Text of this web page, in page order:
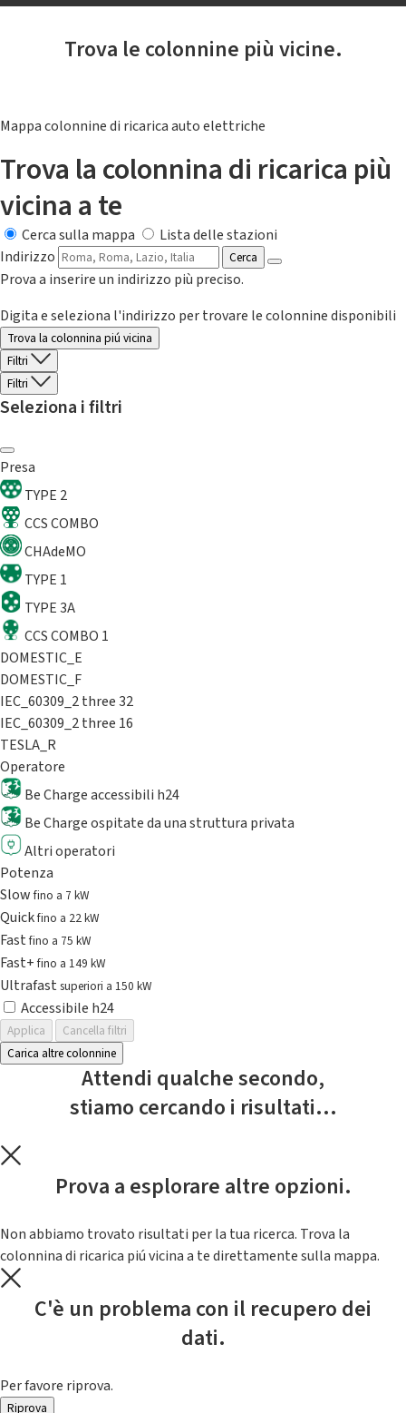
Trova le colonnine più vicine.
Mappa colonnine di ricarica auto elettriche
Trova la colonnina di ricarica più
vicina a te
Cerca sulla mappa
Lista delle stazioni
Indirizzo
Cerca
Prova a inserire un indirizzo più preciso.
Digita e seleziona l'indirizzo per trovare le colonnine disponibili
Trova la colonnina piú vicina
Filtri
Filtri
Seleziona i filtri
Presa
TYPE 2
CCS COMBO
CHAdeMO
TYPE 1
TYPE 3A
CCS COMBO 1
DOMESTIC_E
DOMESTIC_F
IEC_60309_2 three 32
IEC_60309_2 three 16
TESLA_R
Operatore
Be Charge accessibili h24
Be Charge ospitate da una struttura privata
Altri operatori
Potenza
Slowfino a 7 kW
Quickfino a 22 kW
Fastfino a 75 kW
Fast+fino a 149 kW
Ultrafast superiori a 150 kW
Accessibile h24
Applica
Cancella filtri
Carica altre colonnine
Attendi qualche secondo,
stiamo cercando i risultati...
Prova a esplorare altre opzioni.
Non abbiamo trovato risultati per la tua ricerca. Trova la
colonnina di ricarica piú vicina a te direttamente sulla mappa.
C'è un problema con il recupero dei
dati.
Per favore riprova.
Riprova